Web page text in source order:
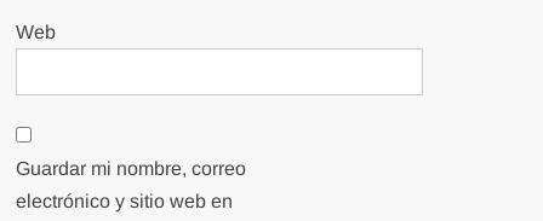
Web
Guardar mi nombre, correo
electrónico y sitio web en